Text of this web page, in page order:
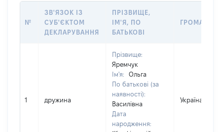
№
ЗВ'ЯЗОК ІЗ
СУБ'ЄКТОМ
ДЕКЛАРУВАННЯ
ПРІЗВИЩЕ,
ІМ'Я, ПО
БАТЬКОВІ
1 дружина
Прізвище:
Яремчук
Ім'я:
Ольга
По батькові (за
наявності):
Василівна
Дата
народження:
Україна